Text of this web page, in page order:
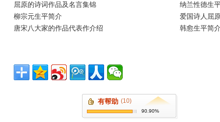
屈原的诗词作品及名言集锦
纳兰性德生
柳宗元生平简介
爱国诗人屈
唐宋八大家的作品代表作介绍
韩愈生平简
有帮助 (10)
90.90%